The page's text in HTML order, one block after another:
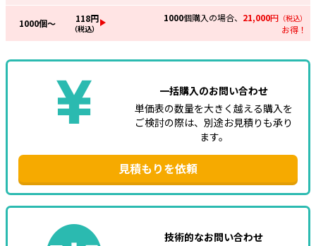
1000個～ 118円
（税込）
1000個購入の場合、 21,000円 （税込）
お得！
一括購入のお問い合わせ
単価表の数量を大きく越える購入を
ご検討の際は、別途お見積りも承り
ます。
見積もりを依頼
技術的なお問い合わせ